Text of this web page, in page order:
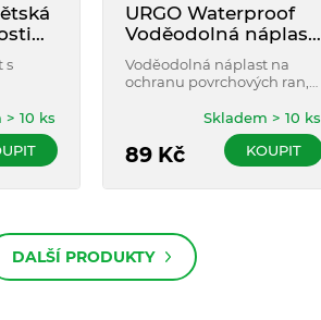
s
10 ks
URGO Waterproof
Voděodolná náplast
10 x 6 cm Nová 5ks
Voděodolná náplast na
ochranu povrchových ran,
dlouhodobém kontaktu s
89 Kč
Skladem > 10 ks
KOUPIT
DALŠÍ PRODUKTY